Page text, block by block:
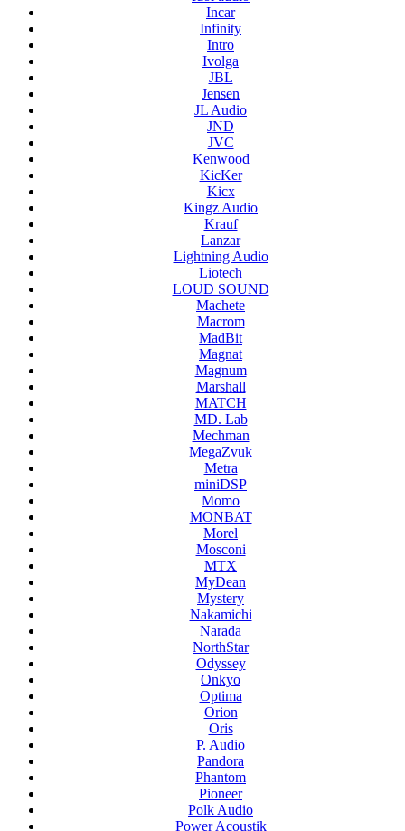
Incar
Infinity
Intro
Ivolga
JBL
Jensen
JL Audio
JND
JVC
Kenwood
KicKer
Kicx
Kingz Audio
Krauf
Lanzar
Lightning Audio
Liotech
LOUD SOUND
Machete
Macrom
MadBit
Magnat
Magnum
Marshall
MATCH
MD. Lab
Mechman
MegaZvuk
Metra
miniDSP
Momo
MONBAT
Morel
Mosconi
MTX
MyDean
Mystery
Nakamichi
Narada
NorthStar
Odyssey
Onkyo
Optima
Orion
Oris
P. Audio
Pandora
Phantom
Pioneer
Polk Audio
Power Acoustik